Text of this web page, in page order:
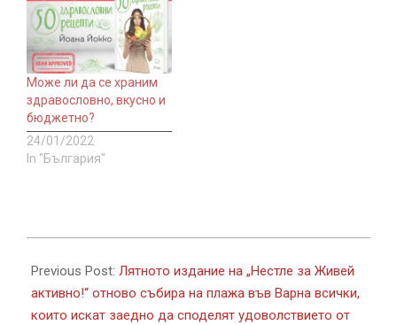
Може ли да се храним
здравословно, вкусно и
бюджетно?
24/01/2022
In "България"
07-
07
Previous Post: Лятното издание на „Нестле за Живей
активно!“ отново събира на плажа във Варна всички,
които искат заедно да споделят удоволствието от